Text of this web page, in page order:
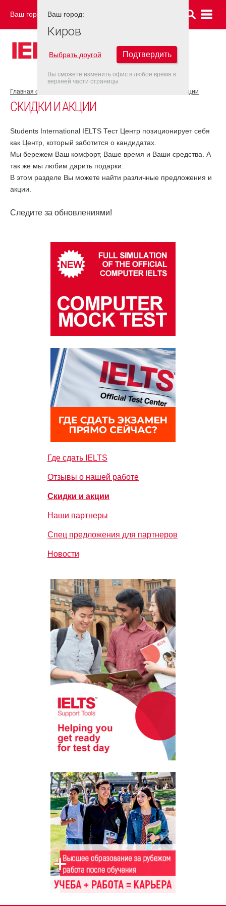
Ваш город: КИРОВ
Главная страница Скидки и акции
СКИДКИ И АКЦИИ
Students International IELTS Тест Центр позиционирует себя
как Центр, который заботится о кандидатах.
Мы бережем Ваш комфорт, Ваше время и Ваши средства. А
так же мы любим дарить подарки.
В этом разделе Вы можете найти различные предложения и
акции.
Следите за обновлениями!
Где сдать IELTS
Отзывы о нашей работе
Скидки и акции
Наши партнеры
Спец предложения для партнеров
Новости
Ваш город:
Киров
Выбрать другой Подтвердить
Вы сможете изменить офис в любое время в
верхней части страницы